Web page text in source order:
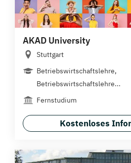
AKAD University
Stuttgart
Betriebswirtschaftslehre,
Betriebswirtschaftslehre...
Fernstudium
Kostenloses